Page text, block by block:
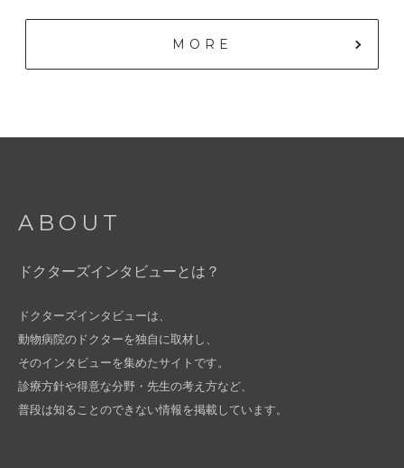
MORE
ABOUT
ドクターズインタビューとは？
ドクターズインタビューは、
動物病院のドクターを独自に取材し、
そのインタビューを集めたサイトです。
診療方針や得意な分野・先生の考え方など、
普段は知ることのできない情報を掲載しています。